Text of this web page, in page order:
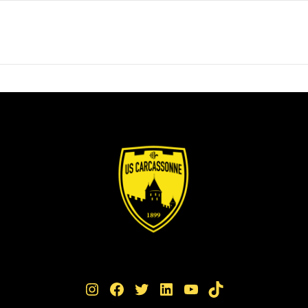
Instagram Facebook Twitter LinkedIn YouTube TikTok